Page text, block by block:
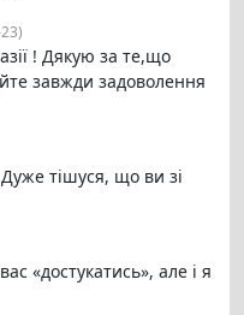
! Дякую за те,що
завжди задоволення
тішуся, що ви зі
«достукатись», але і я